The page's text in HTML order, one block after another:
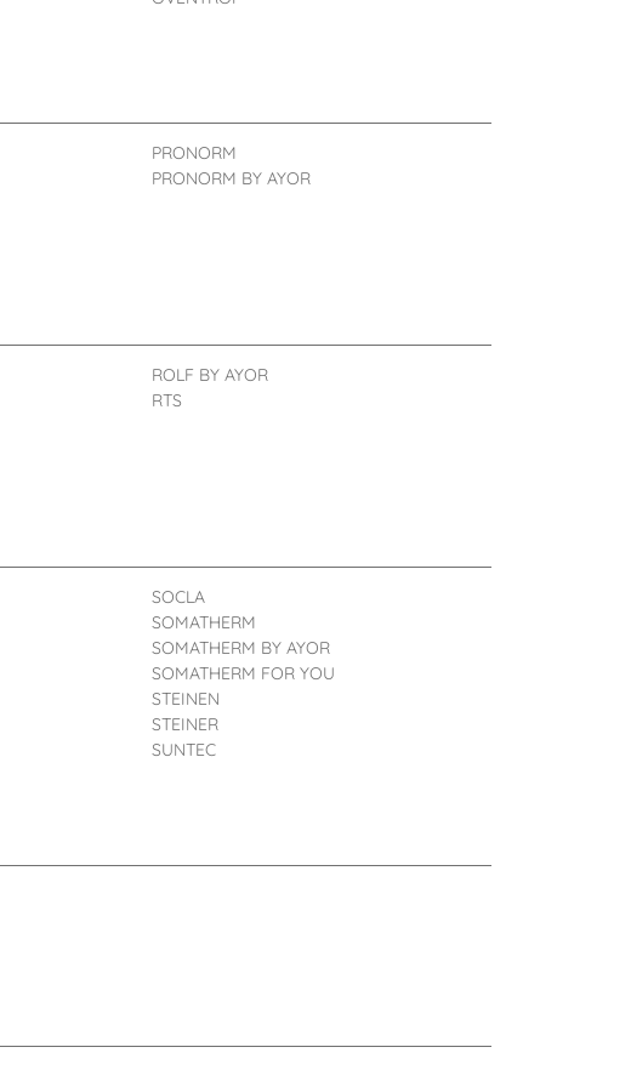
PRONORM
PRONORM BY AYOR
ROLF BY AYOR
RTS
SOCLA
SOMATHERM
SOMATHERM BY AYOR
SOMATHERM FOR YOU
STEINEN
STEINER
SUNTEC